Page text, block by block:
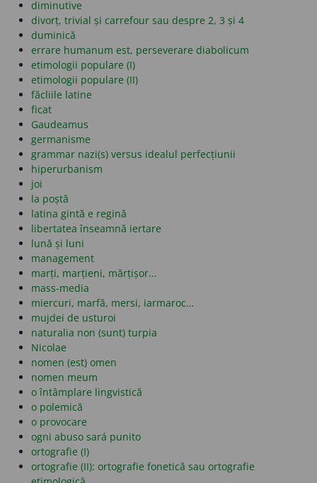
diminutive
divorț, trivial și carrefour sau despre 2, 3 și 4
duminică
errare humanum est, perseverare diabolicum
etimologii populare (I)
etimologii populare (II)
făcliile latine
ficat
Gaudeamus
germanisme
grammar nazi(s) versus idealul perfecțiunii
hiperurbanism
joi
la poștă
latina gintă e regină
libertatea înseamnă iertare
lună și luni
management
marți, marțieni, mărțișor...
mass-media
miercuri, marfă, mersi, iarmaroc…
mujdei de usturoi
naturalia non (sunt) turpia
Nicolae
nomen (est) omen
nomen meum
o întâmplare lingvistică
o polemică
o provocare
ogni abuso sará punito
ortografie (I)
ortografie (II): ortografie fonetică sau ortografie